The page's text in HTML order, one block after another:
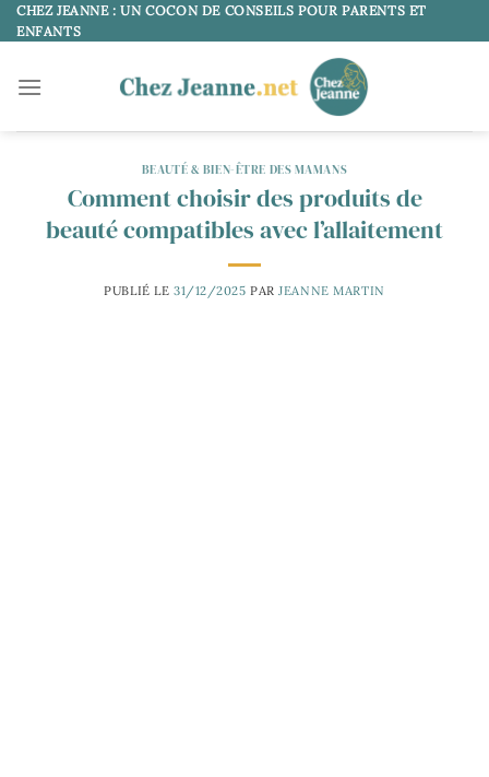
Passer
au
CHEZ JEANNE : UN COCON DE CONSEILS POUR PARENTS ET
ENFANTS
BEAUTÉ & BIEN-ÊTRE DES MAMANS
Comment choisir des produits de
beauté compatibles avec l’allaitement
PUBLIÉ LE 31/12/2025 PAR JEANNE MARTIN